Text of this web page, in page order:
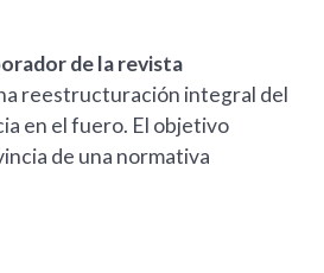
de la revista
reestructuración integral del
en el fuero. El objetivo
de una normativa